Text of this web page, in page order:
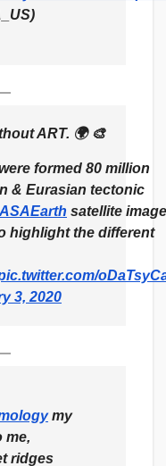
ART. 🌍 🎨
formed 80 million
& Eurasian tectonic
satellite
highlight the different
3, 2020
my
me,
ridges